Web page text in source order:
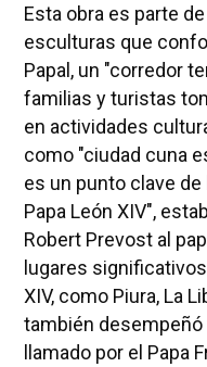
Esta obra es parte
esculturas que
Papal, un "corredor
familias y turistas
en actividades
como "ciudad cuna
es un punto clave
Papa León XIV",
Robert Prevost al
lugares
XIV, como Piura, La
también
llamado por el Papa